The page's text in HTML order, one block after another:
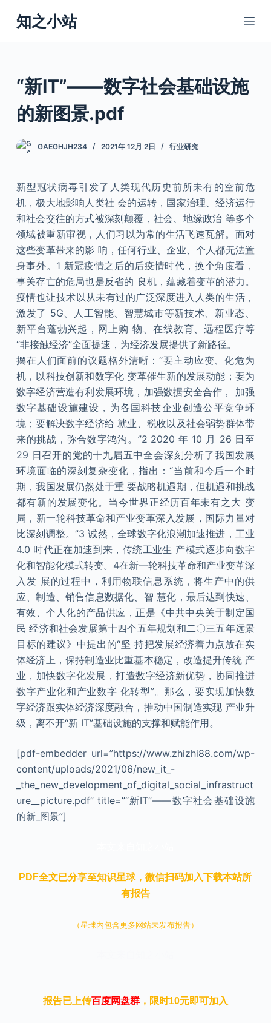
跳
过
知之小站
“新IT”——数字社会基础设施
的新图景.pdf
GAEGHJH234 2021年 12月 2日 行业研究
新型冠状病毒引发了人类现代历史前所未有的空前危
机，极大地影响人类社 会的运转，国家治理、经济运行
和社会交往的方式被深刻颠覆，社会、地缘政治 等多个
领域被重新审视，人们习以为常的生活飞速瓦解。面对
这些变革带来的影 响，任何行业、企业、个人都无法置
身事外。1 新冠疫情之后的后疫情时代，换个角度看，
事关存亡的危局也是反省的 良机，蕴藏着变革的潜力。
疫情也让技术以从未有过的广泛深度进入人类的生活，
激发了 5G、人工智能、智慧城市等新技术、新业态、
新平台蓬勃兴起，网上购 物、在线教育、远程医疗等
“非接触经济”全面提速，为经济发展提供了新路径。
摆在人们面前的议题格外清晰：“要主动应变、化危为
机，以科技创新和数字化 变革催生新的发展动能；要为
数字经济营造有利发展环境，加强数据安全合作， 加强
数字基础设施建设，为各国科技企业创造公平竞争环
境；要解决数字经济给 就业、税收以及社会弱势群体带
来的挑战，弥合数字鸿沟。”2 2020 年 10 月 26 日至
29 日召开的党的十九届五中全会深刻分析了我国发展
环境面临的深刻复杂变化，指出：“当前和今后一个时
期，我国发展仍然处于重 要战略机遇期，但机遇和挑战
都有新的发展变化。当今世界正经历百年未有之大 变
局，新一轮科技革命和产业变革深入发展，国际力量对
比深刻调整。”3 诚然，全球数字化浪潮加速推进，工业
4.0 时代正在加速到来，传统工业生 产模式逐步向数字
化和智能化模式转变。4在新一轮科技革命和产业变革深
入发 展的过程中，利用物联信息系统，将生产中的供
应、制造、销售信息数据化、智 慧化，最后达到快速、
有效、个人化的产品供应，正是《中共中央关于制定国
民 经济和社会发展第十四个五年规划和二〇三五年远景
目标的建议》中提出的“坚 持把发展经济着力点放在实
体经济上，保持制造业比重基本稳定，改造提升传统 产
业，加快数字化发展，打造数字经济新优势，协同推进
数字产业化和产业数字 化转型”。那么，要实现加快数
字经济跟实体经济深度融合，推动中国制造实现 产业升
级，离不开“新 IT”基础设施的支撑和赋能作用。
[pdf-embedder url=”https://www.zhizhi88.com/wp-
content/uploads/2021/06/new_it_-
_the_new_development_of_digital_social_infrastruct
ure__picture.pdf” title=”“新IT”——数字社会基础设施
的新_图景”]
PDF全文已分享至知识星球，微信扫码加入下载本站所
有报告
（星球内包含更多网站未发布报告）
报告已上传百度网盘群，限时10元即可加入